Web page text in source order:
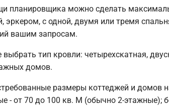
планировщика можно сделать
эркером, с одной, двумя или тремя
вашим запросам.
тип кровли: четырехскатная,
домов.
размеры коттеджей и домов
- от 70 до 100 кв. М (обычно 2-этажные);